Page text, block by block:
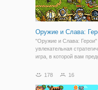
Оружие и Слава:
"Оружие и Слава: Герои"
увлекательная
игра, в которой вам
вторжения противников.
броню, сосредоточьтесь
178 16